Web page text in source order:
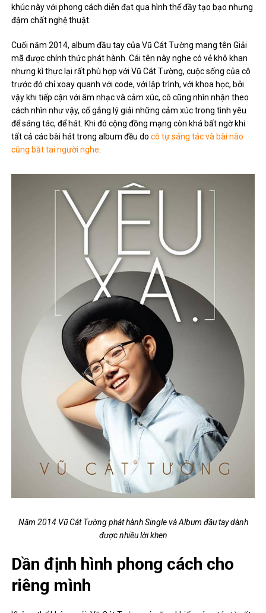
khúc này với phong cách diễn đạt qua hình thể đầy tạo bạo nhưng
đậm chất nghệ thuật.
Cuối năm 2014, album đầu tay của Vũ Cát Tường mang tên Giải
mã được chính thức phát hành. Cái tên này nghe có vẻ khô khan
nhưng kì thực lại rất phù hợp với Vũ Cát Tường, cuộc sống của cô
trước đó chỉ xoay quanh với code, với lập trình, với khoa học, bởi
vậy khi tiếp cận với âm nhạc và cảm xúc, cô cũng nhìn nhận theo
cách nhìn như vậy, cố gắng lý giải những cảm xúc trong tình yêu
để sáng tác, để hát. Khi đó cộng đồng mạng còn khá bất ngờ khi
tất cả các bài hát trong album đều docô tự sáng tác và bài nào
cũng bắt tai người nghe.
Năm 2014 Vũ Cát Tường phát hành Single và Album đầu tay dành
được nhiều lời khen
Dần định hình phong cách cho
riêng mình